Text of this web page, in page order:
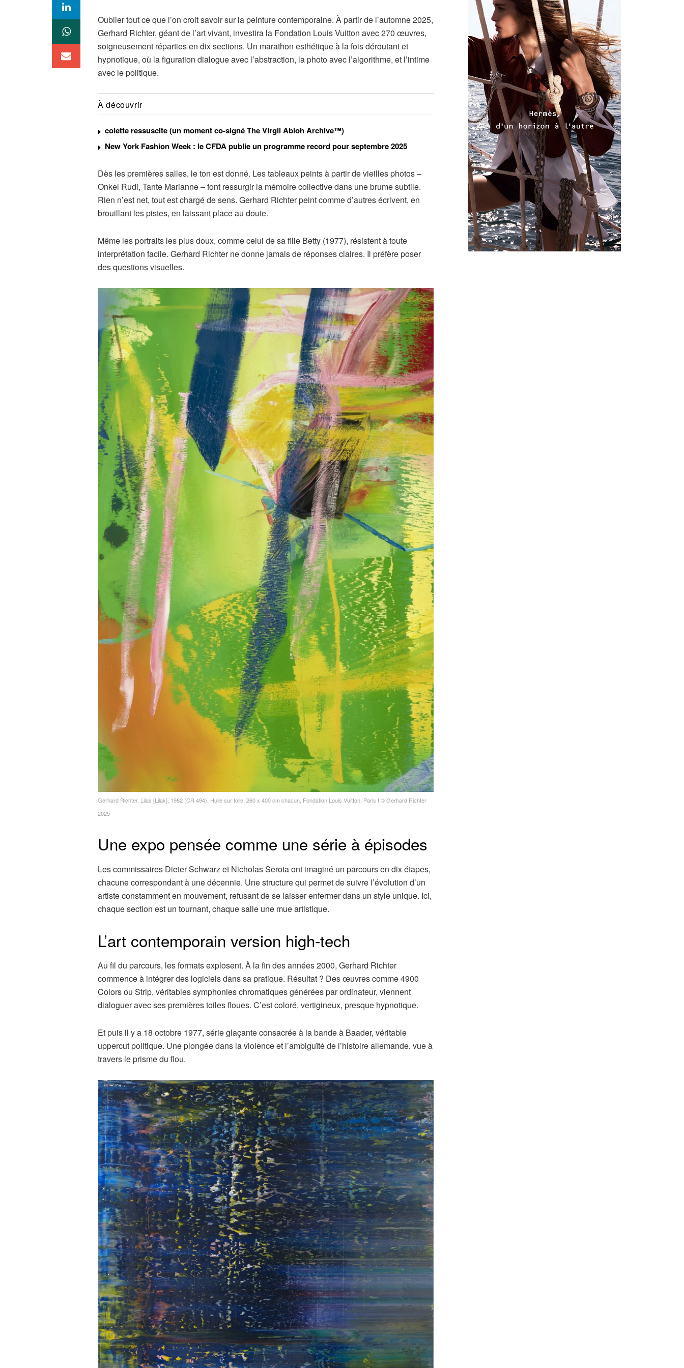
Oublier tout ce que l’on croit savoir sur la peinture contemporaine. À partir de l’automne 2025,
Gerhard Richter, géant de l’art vivant, investira la Fondation Louis Vuitton avec 270 œuvres,
soigneusement réparties en dix sections. Un marathon esthétique à la fois déroutant et
hypnotique, où la figuration dialogue avec l’abstraction, la photo avec l’algorithme, et l’intime
avec le politique.
À découvrir
colette ressuscite (un moment co-signé The Virgil Abloh Archive™)
New York Fashion Week : le CFDA publie un programme record pour septembre 2025
Dès les premières salles, le ton est donné. Les tableaux peints à partir de vieilles photos –
Onkel Rudi, Tante Marianne – font ressurgir la mémoire collective dans une brume subtile.
Rien n’est net, tout est chargé de sens. Gerhard Richter peint comme d’autres écrivent, en
brouillant les pistes, en laissant place au doute.
Même les portraits les plus doux, comme celui de sa fille Betty (1977), résistent à toute
interprétation facile. Gerhard Richter ne donne jamais de réponses claires. Il préfère poser
des questions visuelles.
Gerhard Richter, Lilas [Lilak], 1982 (CR 494), Huile sur toile, 260 x 400 cm chacun, Fondation Louis Vuitton, Paris I © Gerhard Richter
2025
Une expo pensée comme une série à épisodes
Les commissaires Dieter Schwarz et Nicholas Serota ont imaginé un parcours en dix étapes,
chacune correspondant à une décennie. Une structure qui permet de suivre l’évolution d’un
artiste constamment en mouvement, refusant de se laisser enfermer dans un style unique. Ici,
chaque section est un tournant, chaque salle une mue artistique.
L’art contemporain version high-tech
Au fil du parcours, les formats explosent. À la fin des années 2000, Gerhard Richter
commence à intégrer des logiciels dans sa pratique. Résultat ? Des œuvres comme 4900
Colors ou Strip, véritables symphonies chromatiques générées par ordinateur, viennent
dialoguer avec ses premières toiles floues. C’est coloré, vertigineux, presque hypnotique.
Et puis il y a 18 octobre 1977, série glaçante consacrée à la bande à Baader, véritable
uppercut politique. Une plongée dans la violence et l’ambiguïté de l’histoire allemande, vue à
travers le prisme du flou.